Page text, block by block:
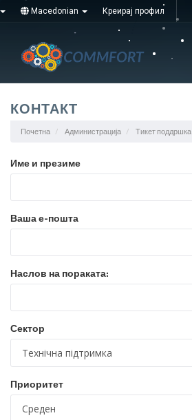
Macedonian Креирај профил
КОНТАКТ
Почетна Администрација Тикет поддршка
Име и презиме
Ваша е-пошта
Наслов на пораката:
Сектор
Приоритет